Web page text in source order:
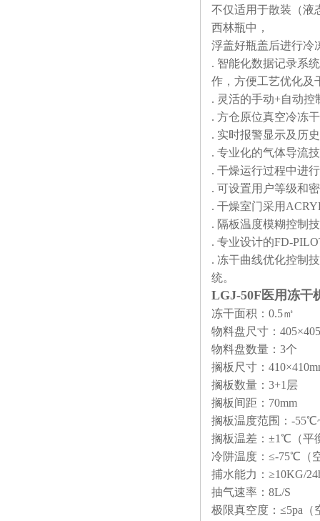
不仅适用于散装（液
西林瓶中，
浮盖好瓶盖后进行冷
. 智能化数据记录系
作，方便工艺优化及
. 灵活的手动+自动
. 方仓原位真空冷冻
. 实时报警显示及历
. 专业化的气体导流
. 干燥运行过程中进
. 可设置用户等级和
. 干燥室门采用
. 隔板温度模糊控制
. 专业设计的FD-
. 冻干曲线优化控制
统。
LGJ-50F医用冻干
冻干面积：0.5㎡
物料盘尺寸：
物料盘数量：3个
搁板尺寸：
搁板数量：3+1层
搁板间距：70mm
搁板温度范围：-
搁板温差：±1℃（平
冷阱温度：≤-75℃（
捕水能力：≥10KG/
抽气速率：8L/S
极限真空度：≤5pa（